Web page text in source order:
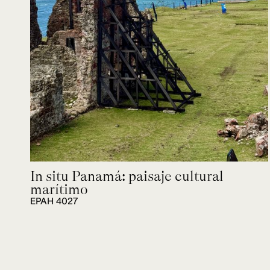
In situ Panamá: paisaje cultural
marítimo
EPAH 4027